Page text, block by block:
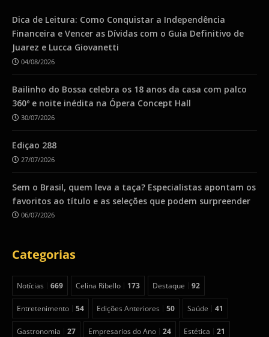
Dica de Leitura: Como Conquistar a Independência
Financeira e Vencer as Dívidas com o Guia Definitivo de
Juarez e Lucca Giovanetti
04/08/2026
Bailinho do Bossa celebra os 18 anos da casa com palco
360º e noite inédita na Ópera Concept Hall
30/07/2026
Ediçao 288
27/07/2026
Sem o Brasil, quem leva a taça? Especialistas apontam os
favoritos ao título e as seleções que podem surpreender
06/07/2026
Categorias
Notícias 669 Celina Ribello 173 Destaque 92
Entretenimento 54 Edições Anteriores 50 Saúde 41
Gastronomia 27 Empresarios do Ano 24 Estética 21